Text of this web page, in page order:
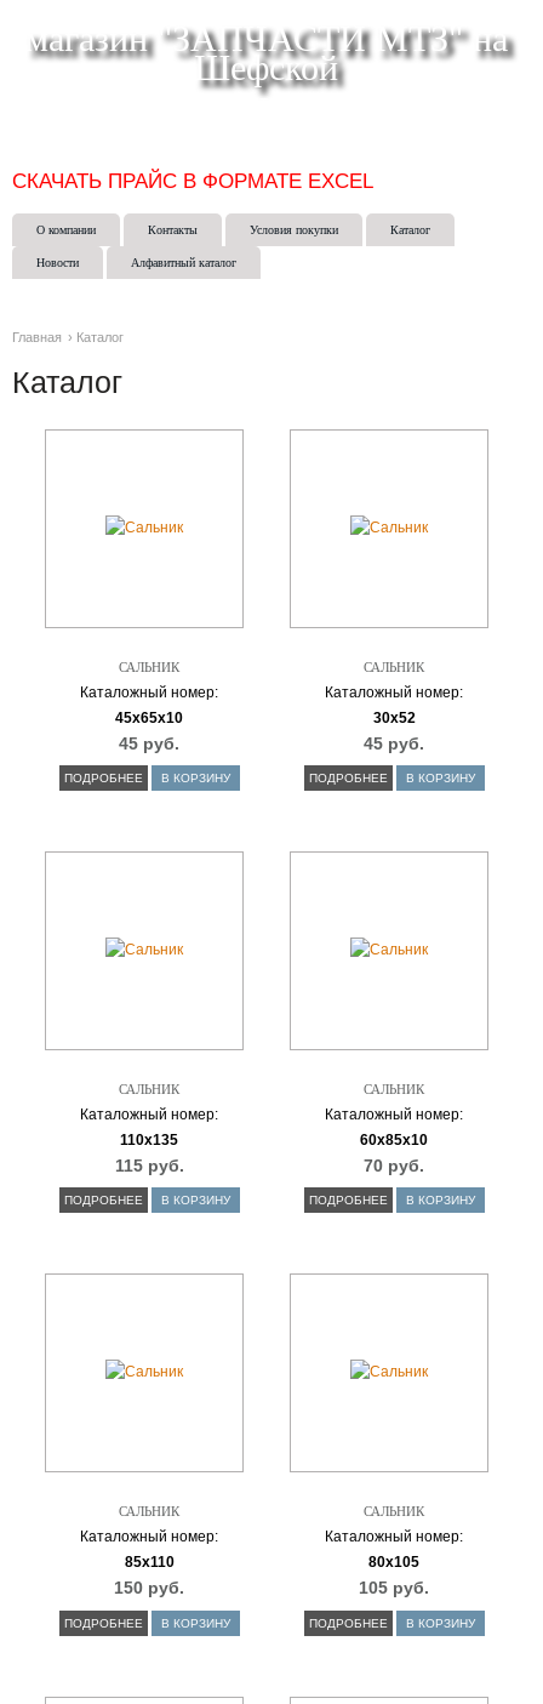
магазин "ЗАПЧАСТИ МТЗ" на
Шефской
СКАЧАТЬ ПРАЙС В ФОРМАТЕ EXCEL
О компании Контакты Условия покупки Каталог
Новости Алфавитный каталог
Главная › Каталог
Каталог
САЛЬНИК
Каталожный номер:
45х65х10
45 руб.
ПОДРОБНЕЕ В КОРЗИНУ
САЛЬНИК
Каталожный номер:
30х52
45 руб.
ПОДРОБНЕЕ В КОРЗИНУ
САЛЬНИК
Каталожный номер:
110х135
115 руб.
ПОДРОБНЕЕ В КОРЗИНУ
САЛЬНИК
Каталожный номер:
60х85х10
70 руб.
ПОДРОБНЕЕ В КОРЗИНУ
САЛЬНИК
Каталожный номер:
85х110
150 руб.
ПОДРОБНЕЕ В КОРЗИНУ
САЛЬНИК
Каталожный номер:
80х105
105 руб.
ПОДРОБНЕЕ В КОРЗИНУ